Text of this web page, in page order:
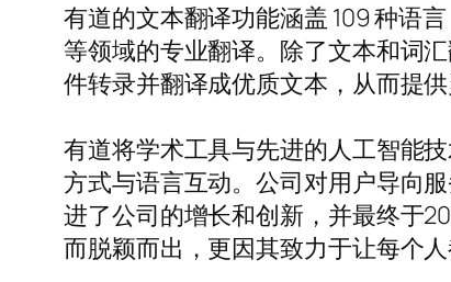
有道的文本翻译功能涵盖 109 种语
等领域的专业翻译。除了文本和词
件转录并翻译成优质文本，从而提供
有道将学术工具与先进的人工智能
方式与语言互动。公司对用户导向
进了公司的增长和创新，并最终于
而脱颖而出，更因其致力于让每个